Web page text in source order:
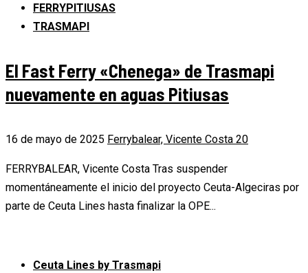
FERRYPITIUSAS
TRASMAPI
El Fast Ferry «Chenega» de Trasmapi
nuevamente en aguas Pitiusas
16 de mayo de 2025 Ferrybalear, Vicente Costa 20
FERRYBALEAR, Vicente Costa Tras suspender
momentáneamente el inicio del proyecto Ceuta-Algeciras por
parte de Ceuta Lines hasta finalizar la OPE...
Ceuta Lines by Trasmapi